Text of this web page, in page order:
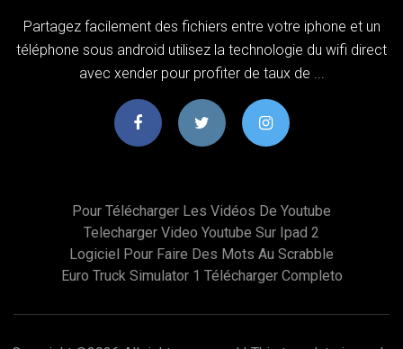
Partagez facilement des fichiers entre votre iphone et un
téléphone sous android utilisez la technologie du wifi direct
avec xender pour profiter de taux de ...
Pour Télécharger Les Vidéos De Youtube
Telecharger Video Youtube Sur Ipad 2
Logiciel Pour Faire Des Mots Au Scrabble
Euro Truck Simulator 1 Télécharger Completo